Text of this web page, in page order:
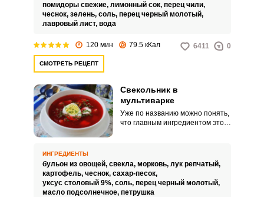
помидоры свежие, лимонный сок, перец чили,
чеснок, зелень, соль, перец черный молотый,
лавровый лист, вода
120 мин 79.5 кКал 6411 0
СМОТРЕТЬ РЕЦЕПТ
Свекольник в
мультиварке
Уже по названию можно понять,
что главным ингредиентом этого
охлажденном виде, однако
сейчас можно найти много
разнообразных рецептов этого
супа.
ИНГРЕДИЕНТЫ
бульон из овощей, свекла, морковь, лук репчатый,
картофель, чеснок, сахар-песок,
уксус столовый 9%, соль, перец черный молотый,
масло подсолнечное, петрушка